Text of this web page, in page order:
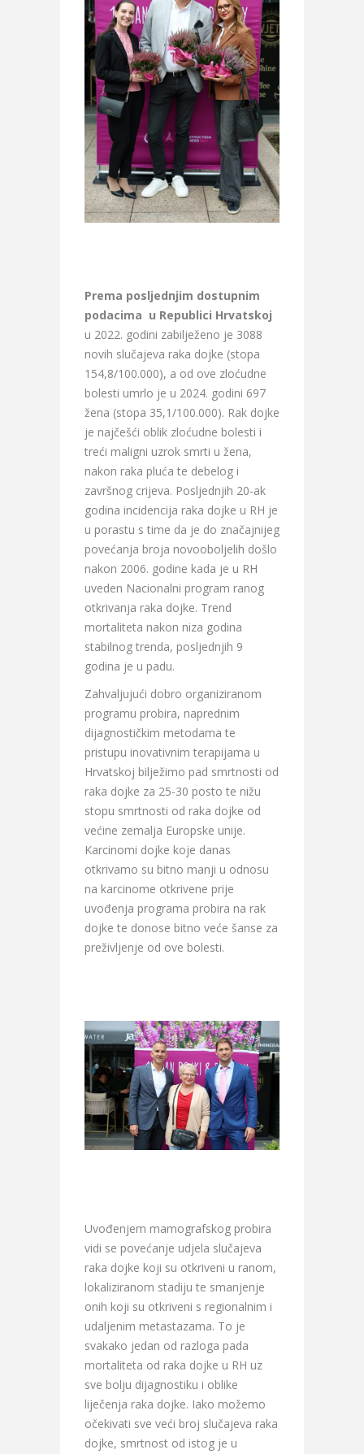
Prema posljednjim dostupnim
podacima u Republici Hrvatskoj
u 2022. godini zabilježeno je 3088
novih slučajeva raka dojke (stopa
154,8/100.000), a od ove zloćudne
bolesti umrlo je u 2024. godini 697
žena (stopa 35,1/100.000). Rak dojke
je najčešći oblik zloćudne bolesti i
treći maligni uzrok smrti u žena,
nakon raka pluća te debelog i
završnog crijeva. Posljednjih 20-ak
godina incidencija raka dojke u RH je
u porastu s time da je do značajnijeg
povećanja broja novooboljelih došlo
nakon 2006. godine kada je u RH
uveden Nacionalni program ranog
otkrivanja raka dojke. Trend
mortaliteta nakon niza godina
stabilnog trenda, posljednjih 9
godina je u padu.
Zahvaljujući dobro organiziranom
programu probira, naprednim
dijagnostičkim metodama te
pristupu inovativnim terapijama u
Hrvatskoj bilježimo pad smrtnosti od
raka dojke za 25-30 posto te nižu
stopu smrtnosti od raka dojke od
većine zemalja Europske unije.
Karcinomi dojke koje danas
otkrivamo su bitno manji u odnosu
na karcinome otkrivene prije
uvođenja programa probira na rak
dojke te donose bitno veće šanse za
preživljenje od ove bolesti.
Uvođenjem mamografskog probira
vidi se povećanje udjela slučajeva
raka dojke koji su otkriveni u ranom,
lokaliziranom stadiju te smanjenje
onih koji su otkriveni s regionalnim i
udaljenim metastazama. To je
svakako jedan od razloga pada
mortaliteta od raka dojke u RH uz
sve bolju dijagnostiku i oblike
liječenja raka dojke. Iako možemo
očekivati sve veći broj slučajeva raka
dojke, smrtnost od istog je u